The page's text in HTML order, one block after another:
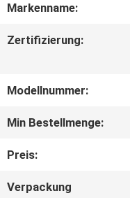
Markenname:
Zertifizierung:
Modellnummer:
Min Bestellmenge:
Preis:
Verpackung